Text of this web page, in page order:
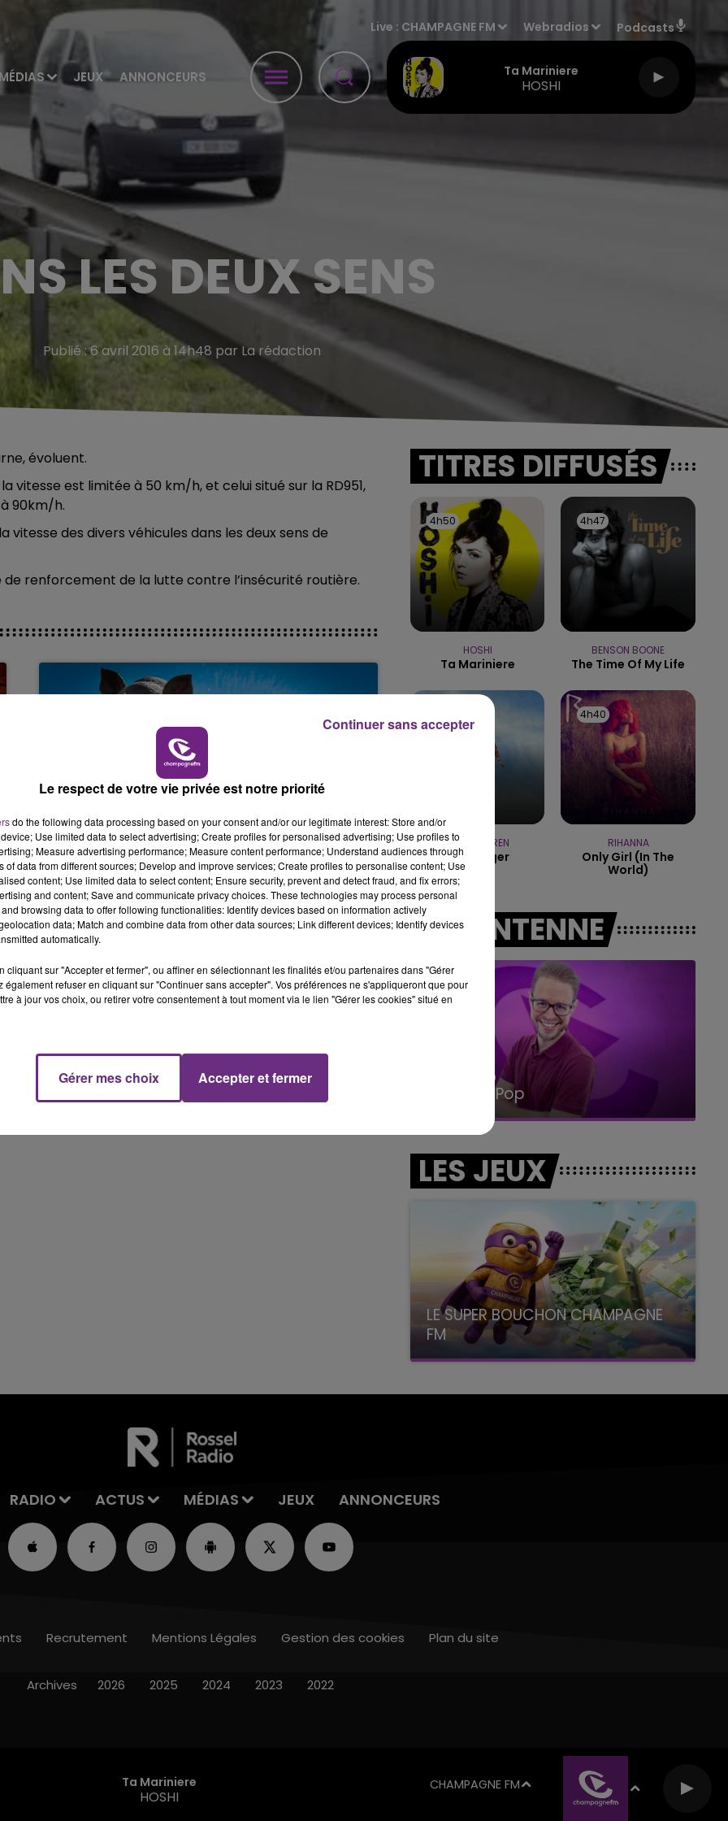
MÉDIAS JEUX ANNONCEURS
Live : CHAMPAGNE FM Webradios Podcasts
Ta Mariniere
HOSHI
10h00 - 14h00
LE TICKET DE CAISSE
LES DEUX SENS
Publié : 6 avril 2016 à 14h48 par La rédaction
évoluent.
vitesse est limitée à 50 km/h, et celui situé sur la RD951,
90km/h.
des divers véhicules dans les deux sens de
de renforcement de la lutte contre l’insécurité routière.
L'ANNIVERSAIRE DE WOINIC
Ce samedi 8 août sera un grand jour :
l'anniversaire du plus gros sanglier du monde.
Une fête est donc organisée et vous êtes tous
conviés !
TITRES DIFFUSÉS
4h50
4h50
HOSHI
Ta Mariniere
4h47
4h47
BENSON BOONE
The Time Of My Life
ALEX WARREN
Passenger
4h40
4h40
RIHANNA
Only Girl (in The
World)
A L'ANTENNE
10h00 - 14h00
LE TICKET DE CAISSE
14h00 - 15h00
La Radio Pop
LES JEUX
LE SUPER BOUCHON CHAMPAGNE
FM
avec La Famille Champagne FM, à 8H10
RADIO ACTUS MÉDIAS JEUX ANNONCEURS
Ta Mariniere
HOSHI
CHAMPAGNE FM
Recrutement Mentions Légales Gestion des cookies Plan du site
Archives 2026 2025 2024 2023 2022
Le respect de votre vie privée est notre priorité
do the following data processing based on your consent and/or our legitimate interest: Store and/or
Use limited data to select advertising; Create profiles for personalised advertising; Use profiles to
Measure advertising performance; Measure content performance; Understand audiences through
of data from different sources; Develop and improve services; Create profiles to personalise content; Use
content; Use limited data to select content; Ensure security, prevent and detect fraud, and fix errors;
and content; Save and communicate privacy choices. These technologies may process personal
browsing data to offer following functionalities: Identify devices based on information actively
data; Match and combine data from other data sources; Link different devices; Identify devices
automatically.
cliquant sur "Accepter et fermer", ou affiner en sélectionnant les finalités et/ou partenaires dans "Gérer
également refuser en cliquant sur "Continuer sans accepter". Vos préférences ne s'appliqueront que pour
à jour vos choix, ou retirer votre consentement à tout moment via le lien "Gérer les cookies" situé en
Gérer mes choix Accepter et fermer
Continuer sans accepter